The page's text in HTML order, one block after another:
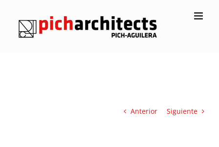
contenido
Anterior Siguiente